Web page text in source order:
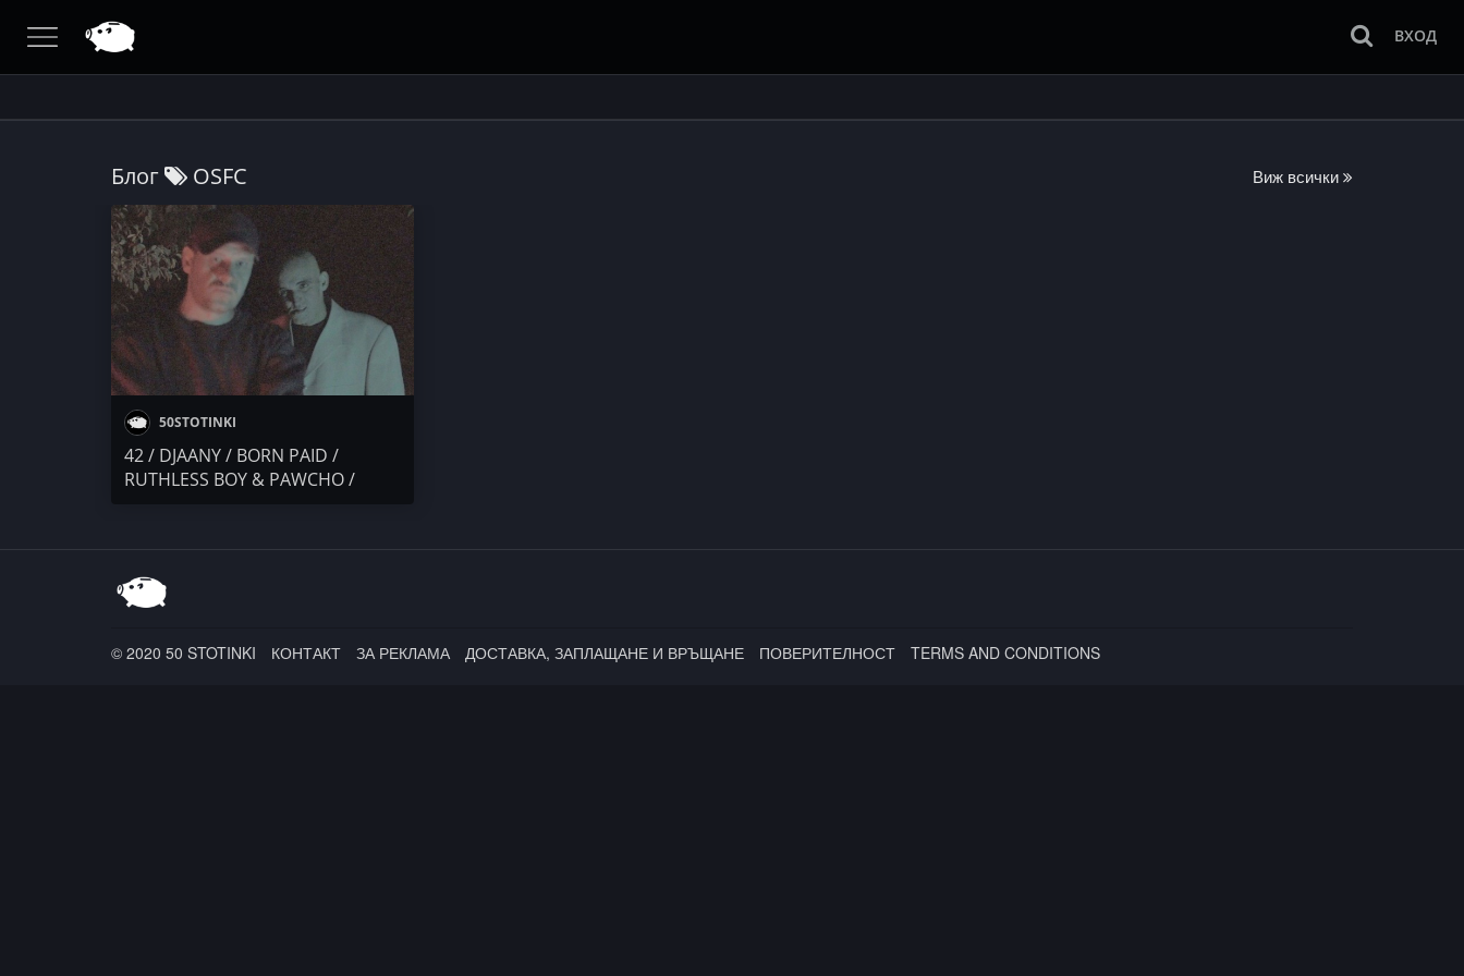
ВХОД
Блог OSFC Виж всички
50STOTINKI
42 / DJAANY / BORN PAID /
RUTHLESS BOY & PAWCHO /
© 2020 50 STOTINKI КОНТАКТ ЗА РЕКЛАМА ДОСТАВКА, ЗАПЛАЩАНЕ И ВРЪЩАНЕ ПОВЕРИТЕЛНОСТ TERMS AND CONDITIONS